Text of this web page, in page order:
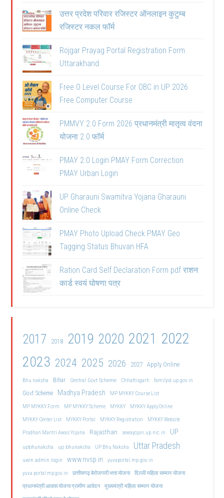
उत्तर प्रदेश परिवार रजिस्टर ऑनलाइन कुटुम्ब
रजिस्टर नकल फॉर्म
Rojgar Prayag Portal Registration Form
Uttarakhand
Free O Level Course For OBC in UP 2026
Free Computer Course
PMMVY 2.0 Form 2026 प्रधानमंत्री मातृत्व वंदना
योजना 2.0 फॉर्म
PMAY 2.0 Login PMAY Form Correction
PMAY Urban Login
UP Gharauni Swamitva Yojana Gharauni
Online Check
PMAY Photo Upload Check PMAY Geo
Tagging Status Bhuvan HFA
Ration Card Self Declaration Form pdf राशन
कार्ड स्वयं घोषणा पत्र
2017 2018 2019 2020 2021 2022
2023 2024 2025 2026 2027 Apply Online
Bhu naksha Bihar Central Govt Scheme Chhattisgarh familyid.up.gov.in
Govt Scheme Madhya Pradesh
MP MYKKY Course List
MP MYKKY Form
MP MYKKY Scheme MYKKY
MYKKY Apply Online
MYKKY Center List
MYKKY Portal MYKKY Registration
MYKKY Website
Pradhan Mantri Awas Yojana
Rajasthan sewayojan.up.nic.in UP
upbhunaksha up bhunaksha UP Bhu Naksha Uttar Pradesh
uwin admin login www.nvsp.in
yuvaportal.mp.gov.in
yuva portal mp gov.in
छत्तीसगढ़ बेरोजगारी भत्ता योजना दिल्ली महिला सम्मान योजना
प्रधानमंत्री आवास योजना ग्रामीण आवेदन मुख्यमंत्री महिला सम्मान योजना